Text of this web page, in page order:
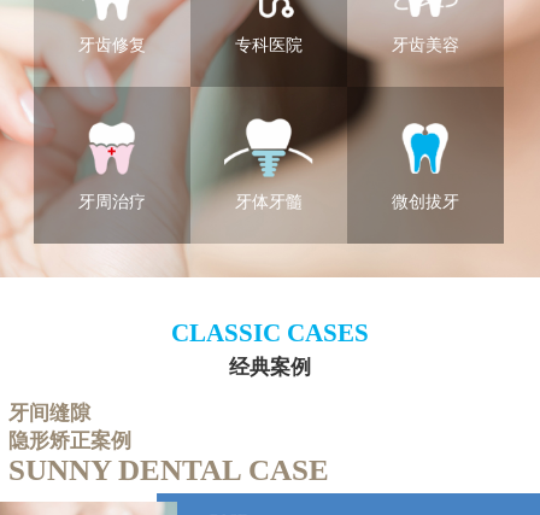
牙齿修复 专科医院 牙齿美容
牙周治疗 牙体牙髓 微创拔牙
CLASSIC CASES
经典案例
牙间缝隙
隐形矫正案例
SUNNY DENTAL CASE